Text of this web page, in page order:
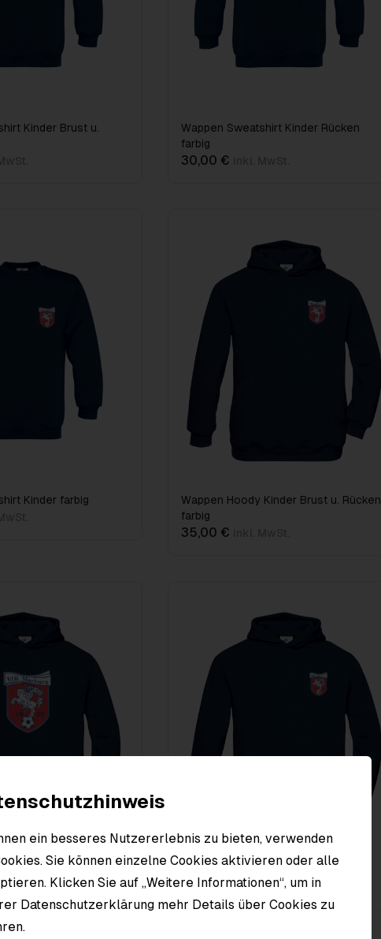
ein besseres Nutzererlebnis zu bieten, verwenden
Sie können einzelne Cookies aktivieren oder alle
Klicken Sie auf „Weitere Informationen“, um in
Datenschutzerklärung mehr Details über Cookies zu
Kinder Brust u.
Wappen Sweatshirt Kinder Rücken
farbig
30,00 €
Kinder farbig
Wappen Hoody Kinder Brust u. Rücken
farbig
35,00 €
groß farbig
35,00 €inkl. MwSt.